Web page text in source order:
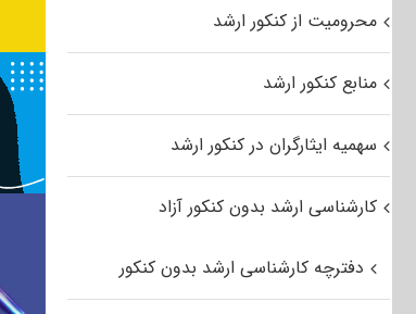
محرومیت از کنکور ارشد
منابع کنکور ارشد
سهمیه ایثارگران در کنکور ارشد
کارشناسی ارشد بدون کنکور آزاد
دفترچه کارشناسی ارشد بدون کنکور